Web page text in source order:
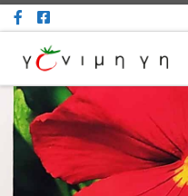
Μετάβαση στο περιεχόμενο